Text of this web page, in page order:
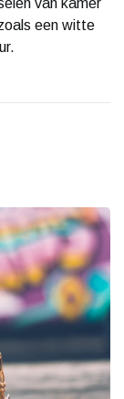
een witte